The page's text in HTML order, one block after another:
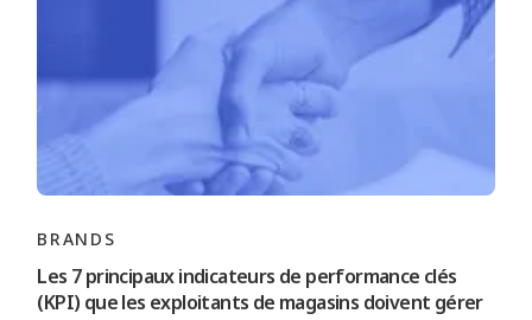
BRANDS
Les 7 principaux indicateurs de performance clés
(KPI) que les exploitants de magasins doivent gérer